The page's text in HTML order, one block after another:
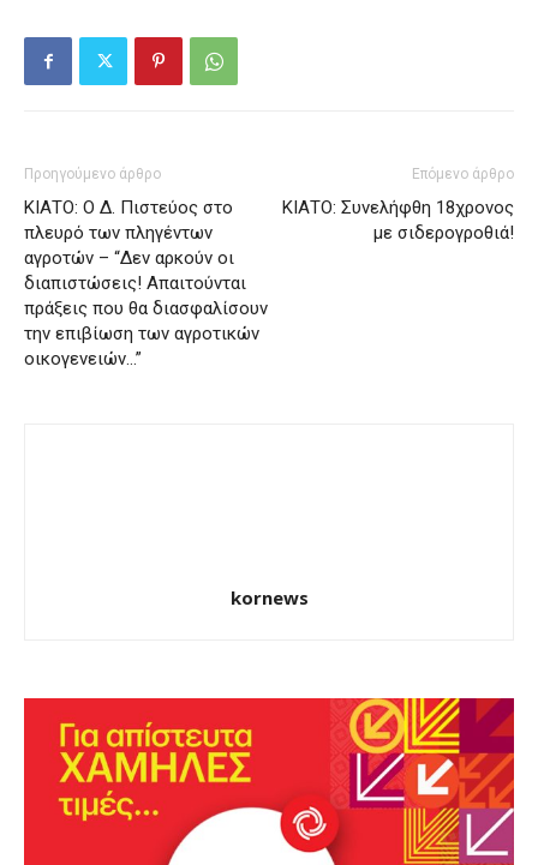
Προηγούμενο άρθρο
ΚΙΑΤΟ: Ο Δ. Πιστεύος στο
πλευρό των πληγέντων
αγροτών – “Δεν αρκούν οι
διαπιστώσεις! Απαιτούνται
πράξεις που θα διασφαλίσουν
την επιβίωση των αγροτικών
οικογενειών…”
Επόμενο άρθρο
ΚΙΑΤΟ: Συνελήφθη 18χρονος
με σιδερογροθιά!
kornews